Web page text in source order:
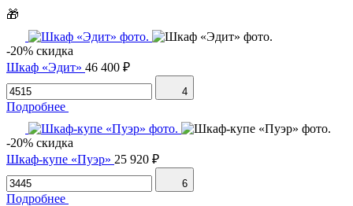
🎁
-20% скидка
Шкаф «Эдит» 46 400 ₽
4
Подробнее
-20% скидка
Шкаф-купе «Пуэр» 25 920 ₽
6
Подробнее